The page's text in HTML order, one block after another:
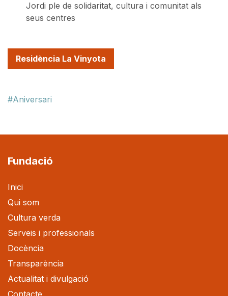
Jordi ple de solidaritat, cultura i comunitat als
seus centres
Residència La Vinyota
Aniversari
Fundació
Inici
Qui som
Cultura verda
Serveis i professionals
Docència
Transparència
Actualitat i divulgació